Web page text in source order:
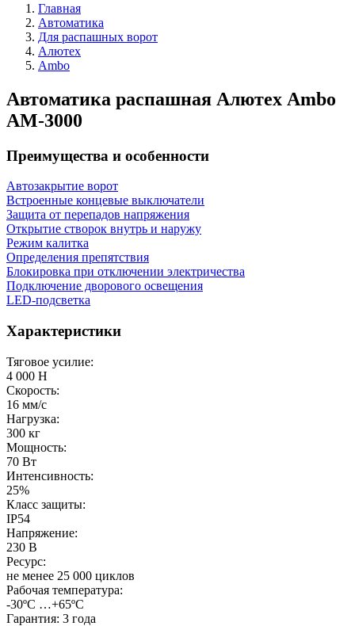
Главная
Автоматика
Для распашных ворот
Алютех
Ambo
Автоматика распашная Алютех Ambo
AM-3000
Преимущества и особенности
Автозакрытие ворот
Встроенные концевые выключатели
Защита от перепадов напряжения
Открытие створок внутрь и наружу
Режим калитка
Определения препятствия
Блокировка при отключении электричества
Подключение дворового освещения
LED-подсветка
Характеристики
Тяговое усилие:
4 000 Н
Скорость:
16 мм/с
Нагрузка:
300 кг
Мощность:
70 Вт
Интенсивность:
25%
Класс защиты:
IP54
Напряжение:
230 В
Ресурс:
не менее 25 000 циклов
Рабочая температура:
-30ºС …+65ºС
Гарантия: 3 года